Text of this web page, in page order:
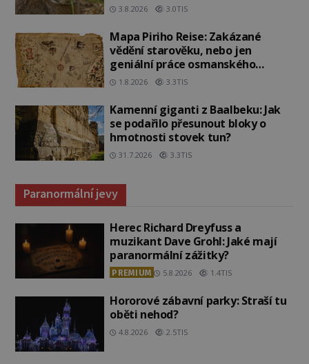
3.8.2026 3.0TIS
Mapa Piriho Reise: Zakázané
vědění starověku, nebo jen
geniální práce osmanského
admirála?
1.8.2026 3.3TIS
Kamenní giganti z Baalbeku: Jak
se podařilo přesunout bloky o
hmotnosti stovek tun?
31.7.2026 3.3TIS
Paranormální jevy
Herec Richard Dreyfuss a
muzikant Dave Grohl: Jaké mají
paranormální zážitky?
PREMIUM 5.8.2026 1.4TIS
Hororové zábavní parky: Straší tu
oběti nehod?
4.8.2026 2.5TIS